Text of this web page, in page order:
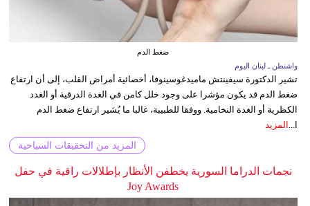
ضغط الدم
واشنطن ـ لبنان اليوم
تشير الدكتورة سيفينتش ماميدغوسينوفا، أخصائية أمراض القلب، إلى أن ارتفاع
ضغط الدم قد يكون مؤشرا على وجود خلل كامن في الغدة الدرقية أو الغدد
الكظرية أو الغدة النخامية. ووفقا للطبيبة، غالبا ما يُشير ارتفاع ضغط الدم
ا... المزيد
المزيد من التحقيقات السياحية
نجمات الدراما السورية يخطفن الأنظار بإطلالات راقية في حفل
Joy Awards